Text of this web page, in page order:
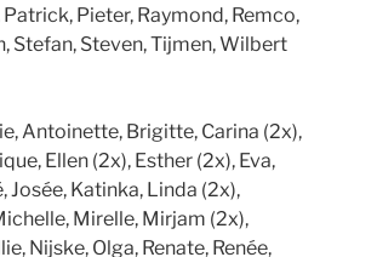
Pieter, Raymond, Remco,
Stefan, Steven, Tijmen, Wilbert
Antoinette, Brigitte, Carina (2x),
Ellen (2x), Esther (2x), Eva,
Josée, Katinka, Linda (2x),
Mirelle, Mirjam (2x),
Nijske, Olga, Renate, Renée,